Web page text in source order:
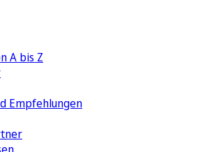
A bis Z
Empfehlungen